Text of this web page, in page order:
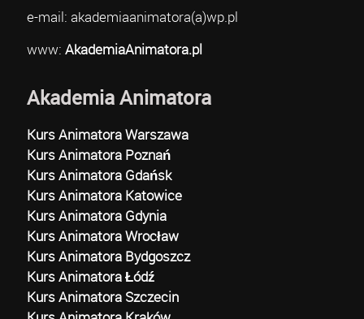
e-mail: akademiaanimatora(a)wp.pl
www: AkademiaAnimatora.pl
Akademia Animatora
Kurs Animatora Warszawa
Kurs Animatora Poznań
Kurs Animatora Gdańsk
Kurs Animatora Katowice
Kurs Animatora Gdynia
Kurs Animatora Wrocław
Kurs Animatora Bydgoszcz
Kurs Animatora Łódź
Kurs Animatora Szczecin